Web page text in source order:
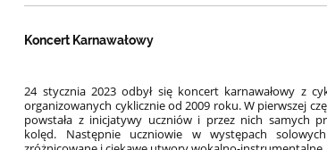
Koncert Karnawałowy
24 stycznia 2023 odbył się koncert karnawałowy z
organizowanych cyklicznie od 2009 roku. W pierwszej
powstała z inicjatywy uczniów i przez nich samych
kolęd. Następnie uczniowie w występach